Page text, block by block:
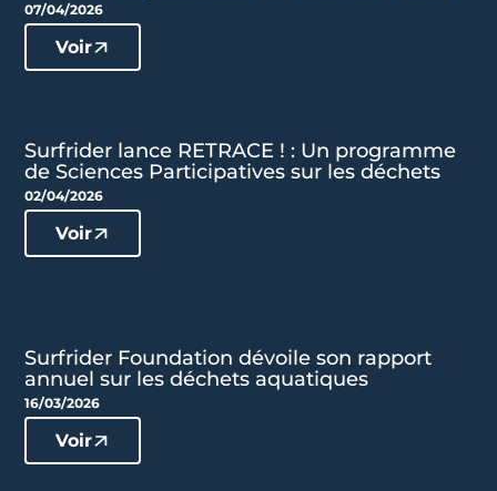
07/04/2026
Voir
Surfrider lance RETRACE ! : Un programme
de Sciences Participatives sur les déchets
02/04/2026
Voir
Surfrider Foundation dévoile son rapport
annuel sur les déchets aquatiques
16/03/2026
Voir